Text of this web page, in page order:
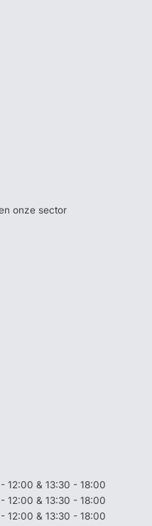
onze sector
12:00 & 13:30 - 18:00
12:00 & 13:30 - 18:00
12:00 & 13:30 - 18:00